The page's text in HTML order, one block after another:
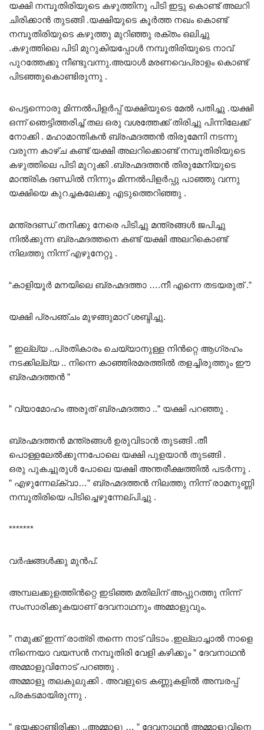
യക്ഷി നമ്പൂതിരിയുടെ കഴുത്തിനു പിടി ഇട്ടു കൊണ്ട് അലറി
ചിരിക്കാൻ തുടങ്ങി .യക്ഷിയുടെ കൂർത്ത നഖം കൊണ്ട്
നമ്പൂതിരിയുടെ കഴുത്തു മുറിഞ്ഞു രക്തം ഒലിച്ചു
.കഴുത്തിലെ പിടി മുറുകിയപ്പോൾ നമ്പൂതിരിയുടെ നാവ്
പുറത്തേക്കു നീണ്ടുവന്നു.അയാൾ മരണവെപ്രാളം കൊണ്ട്
പിടഞ്ഞുകൊണ്ടിരുന്നു .
പെട്ടന്നൊരു മിന്നൽപിളർപ്പ് യക്ഷിയുടെ മേൽ പതിച്ചു .യക്ഷി
ഒന്ന് ഞെട്ടിത്തരിച്ച്‌ തല ഒരു വശത്തേക്ക് തിരിച്ചു പിന്നിലേക്ക്
നോക്കി . മഹാമാന്തികൻ ബ്രഹ്മദത്തൻ തിരുമേനി നടന്നു
വരുന്ന കാഴ്ച കണ്ട് യക്ഷി അലറിക്കൊണ്ട് നമ്പൂതിരിയുടെ
കഴുത്തിലെ പിടി മുറുക്കി .ബ്രഹ്മദത്തൻ തിരുമേനിയുടെ
മാന്ത്രിക ദണ്ഡിൽ നിന്നും മിന്നൽപിളർപ്പു പാഞ്ഞു വന്നു
യക്ഷിയെ കുറച്ചകലേക്കു എടുത്തെറിഞ്ഞു .
മന്ത്രദണ്ഡ് തനിക്കു നേരെ പിടിച്ചു മന്ത്രങ്ങൾ ജപിച്ചു
നിൽക്കുന്ന ബ്രഹ്മദത്തനെ കണ്ട് യക്ഷി അലറികൊണ്ട്
നിലത്തു നിന്ന് എഴുനേറ്റു .
“കാളിയൂർ മനയിലെ ബ്രഹ്മദത്താ ….നീ എന്നെ തടയരുത് .”
യക്ഷി പ്രപഞ്ചം മുഴങ്ങുമാറ് ശബ്ദിച്ചു.
” ഇല്ല്യ ..പ്രതികാരം ചെയ്യാനുള്ള നിൻറ്റെ ആഗ്രഹം
നടക്കില്ല്യ .. നിന്നെ കാഞ്ഞിരമരത്തിൽ തളച്ചിരുത്തും ഈ
ബ്രഹ്മദത്തൻ ”
” വ്യാമോഹം അരുത് ബ്രഹ്മദത്താ ..” യക്ഷി പറഞ്ഞു .
ബ്രഹ്മദത്തൻ മന്ത്രങ്ങൾ ഉരുവിടാൻ തുടങ്ങി .തീ
പൊള്ളലേൽക്കുന്നപോലെ യക്ഷി പുളയാൻ തുടങ്ങി .
ഒരു പുകച്ചുരുൾ പോലെ യക്ഷി അന്തരീക്ഷത്തിൽ പടർന്നു .
” എഴുന്നേല്ക്വാ…” ബ്രഹ്മദത്തൻ നിലത്തു നിന്ന് രാമനുണ്ണി
നമ്പൂതിരിയെ പിടിച്ചെഴുന്നേല്പിച്ചു .
*******
വർഷങ്ങൾക്കു മുൻപ്.
അമ്പലക്കുളത്തിൻറ്റെ ഇടിഞ്ഞ മതിലിന് അപ്പുറത്തു നിന്ന്
സംസാരിക്കുകയാണ് ദേവനാഥനും അമ്മാളുവും.
” നമുക്ക് ഇന്ന് രാത്രി തന്നെ നാട് വിടാം .ഇല്ലാച്ചാൽ നാളെ
നിന്നെയാ വയസൻ നമ്പൂതിരി വേളി കഴിക്കും ” ദേവനാഥൻ
അമ്മാളുവിനോട് പറഞ്ഞു .
അമ്മാളു തലകുലുക്കി . അവളുടെ കണ്ണുകളിൽ അമ്പരപ്പ്
പ്രകടമായിരുന്നു .
” ഭയക്കാണ്ടിരിക്കൂ ..അമ്മാളൂ … ” ദേവനാഥൻ അമ്മാളുവിനെ